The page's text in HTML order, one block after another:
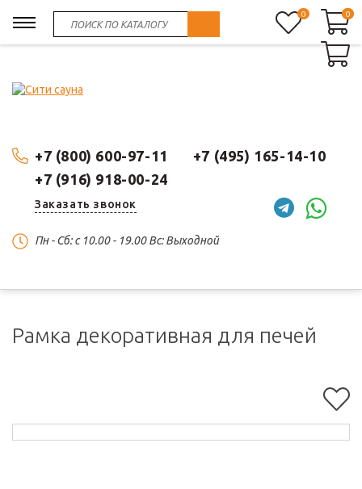
+7 (800) 600-97-11
+7 (495) 165-14-10
+7 (916) 918-00-24
Заказать звонок
Пн - Сб: c 10.00 - 19.00 Вс: Выходной
0 0
0
Рамка декоративная для печей